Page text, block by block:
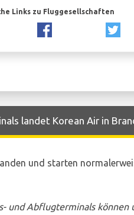
Links zu Fluggesellschaften
landet Korean Air in
und starten
und Abflugterminals können